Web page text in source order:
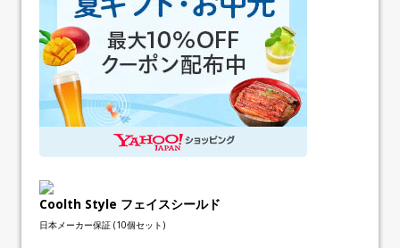
Coolth Style フェイスシールド
日本メーカー保証 (10個セット)